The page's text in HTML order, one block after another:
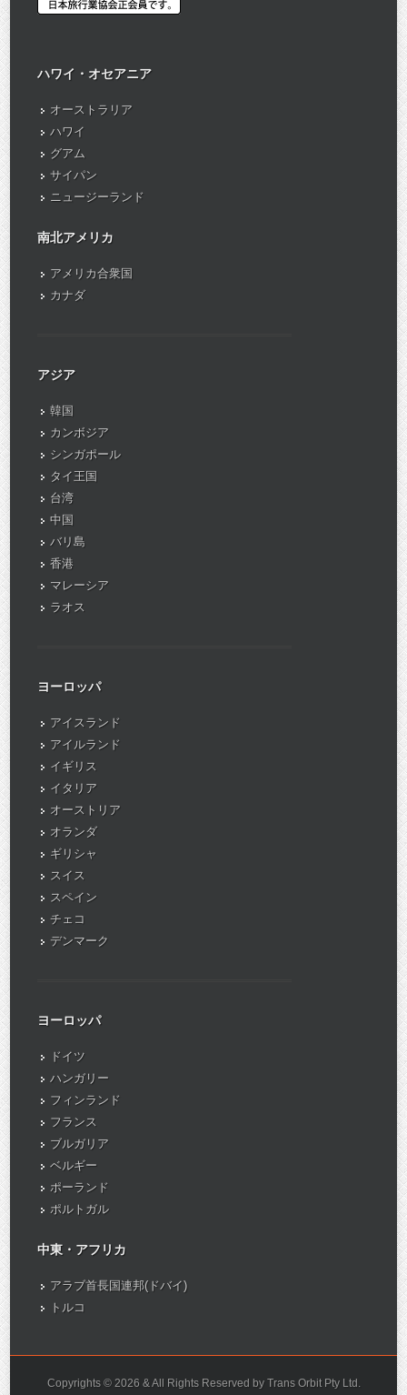
ハワイ・オセアニア
オーストラリア
ハワイ
グアム
サイパン
ニュージーランド
南北アメリカ
アメリカ合衆国
カナダ
アジア
韓国
カンボジア
シンガポール
タイ王国
台湾
中国
バリ島
香港
マレーシア
ラオス
ヨーロッパ
アイスランド
アイルランド
イギリス
イタリア
オーストリア
オランダ
ギリシャ
スイス
スペイン
チェコ
デンマーク
ヨーロッパ
ドイツ
ハンガリー
フィンランド
フランス
ブルガリア
ベルギー
ポーランド
ポルトガル
中東・アフリカ
アラブ首長国連邦(ドバイ)
トルコ
Copyrights © 2026 & All Rights Reserved by Trans Orbit Pty Ltd.